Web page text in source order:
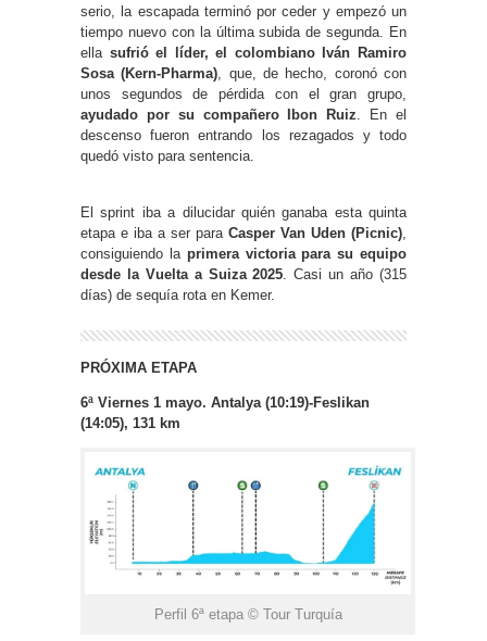
serio, la escapada terminó por ceder y empezó un
tiempo nuevo con la última subida de segunda. En
ella sufrió el líder, el colombiano Iván Ramiro
Sosa (Kern-Pharma), que, de hecho, coronó con
unos segundos de pérdida con el gran grupo,
ayudado por su compañero Ibon Ruiz. En el
descenso fueron entrando los rezagados y todo
quedó visto para sentencia.
El sprint iba a dilucidar quién ganaba esta quinta
etapa e iba a ser para Casper Van Uden (Picnic),
consiguiendo la primera victoria para su equipo
desde la Vuelta a Suiza 2025. Casi un año (315
días) de sequía rota en Kemer.
PRÓXIMA ETAPA
6ª Viernes 1 mayo. Antalya (10:19)-Feslikan
(14:05), 131 km
Perfil 6ª etapa © Tour Turquía